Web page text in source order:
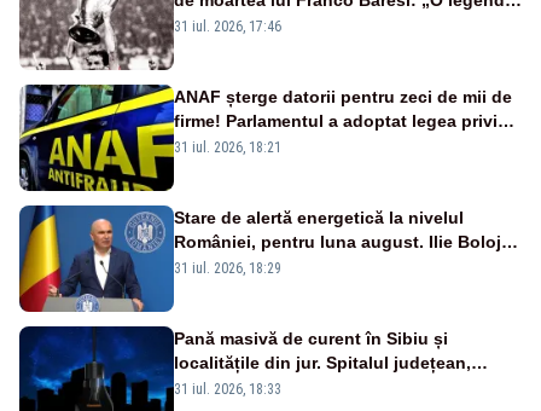
a fotbalului mondial”
31 iul. 2026, 17:46
ANAF șterge datorii pentru zeci de mii de
firme! Parlamentul a adoptat legea privind
amnistia fiscală
31 iul. 2026, 18:21
Stare de alertă energetică la nivelul
României, pentru luna august. Ilie Bolojan
a anunțat importuri și posibile restricții –
31 iul. 2026, 18:29
Pană masivă de curent în Sibiu și
localitățile din jur. Spitalul județean,
semafoarele, rețelele de telefonie, grav
31 iul. 2026, 18:33